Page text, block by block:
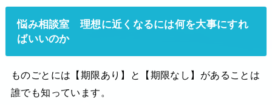
悩み相談室 理想に近くなるには何を大事にすれ
ばいいのか
ものごとには【期限あり】と【期限なし】があることは
誰でも知っています。